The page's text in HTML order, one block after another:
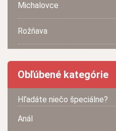
Michalovce
Rožňava
Obľúbené kategórie
Hľadáte niečo špeciálne?
Anál